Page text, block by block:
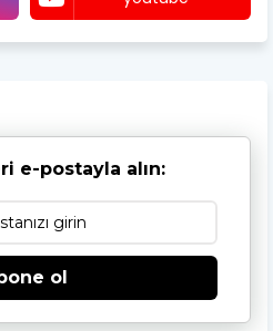
e-postayla alın:
ol